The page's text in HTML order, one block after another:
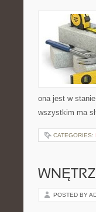
ona jest w
wszystkim ma
CATEGORIES:
POSTED BY